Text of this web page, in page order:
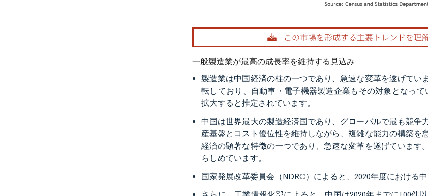
画像 © Mordor Intelligence。再利用にはCC BY 4.0の表示が必要です。
一般製造業が最高の成長率を維持する見込み
製造業は中国経済の柱の一つであり、急速な変革を遂げて
転しており、自動車・電子機器製造企業もその対象となっ
拡大すると推定されています。
中国は世界最大の製造経済国であり、グローバルで最も競
産基盤とコスト優位性を維持しながら、複雑な能力の構築
経済の顕著な特徴の一つであり、急速な変革を遂げていま
らしめています。
国家発展改革委員会（NDRC）によると、2020年度における